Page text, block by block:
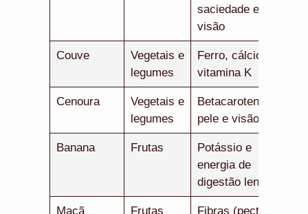
saciedade e
visão
Couve
Vegetais e
legumes
Ferro, cálcio e
vitamina K
Cenoura
Vegetais e
legumes
Betacaroteno —
pele e visão
Banana Frutas
Potássio e
energia de
digestão lenta
Maçã Frutas Fibras (pectina)